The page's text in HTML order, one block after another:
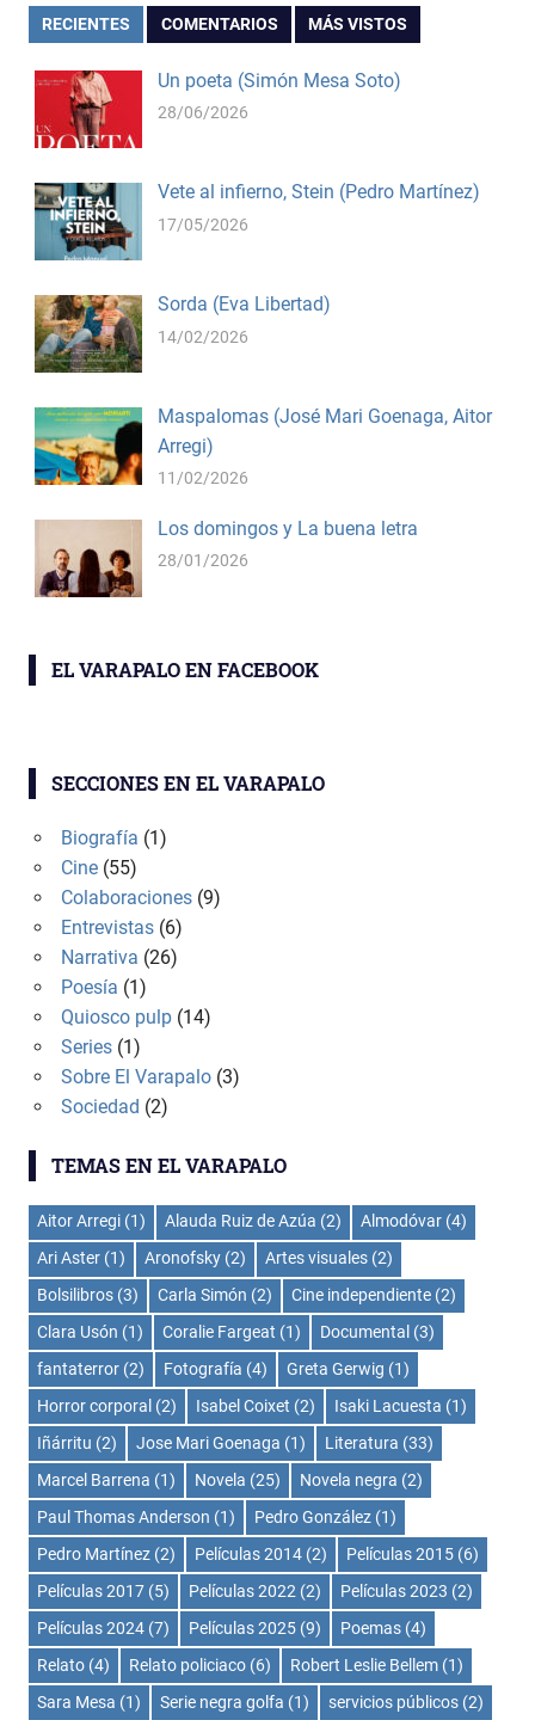
RECIENTES COMENTARIOS MÁS VISTOS
Un poeta (Simón Mesa Soto)
28/06/2026
Vete al infierno, Stein (Pedro Martínez)
17/05/2026
Sorda (Eva Libertad)
14/02/2026
Maspalomas (José Mari Goenaga, Aitor
Arregi)
11/02/2026
Los domingos y La buena letra
28/01/2026
EL VARAPALO EN FACEBOOK
SECCIONES EN EL VARAPALO
Biografía (1)
Cine(55)
Colaboraciones(9)
Entrevistas(6)
Narrativa (26)
Poesía (1)
Quiosco pulp(14)
Series(1)
Sobre El Varapalo(3)
Sociedad (2)
TEMAS EN EL VARAPALO
Aitor Arregi (1) Alauda Ruiz de Azúa (2) Almodóvar (4)
Ari Aster (1) Aronofsky (2) Artes visuales (2)
Bolsilibros (3) Carla Simón (2) Cine independiente (2)
Clara Usón (1) Coralie Fargeat (1) Documental (3)
fantaterror (2) Fotografía (4) Greta Gerwig (1)
Horror corporal (2) Isabel Coixet (2) Isaki Lacuesta (1)
Iñárritu (2) Jose Mari Goenaga (1) Literatura (33)
Marcel Barrena (1) Novela (25) Novela negra (2)
Paul Thomas Anderson (1) Pedro González (1)
Pedro Martínez (2) Películas 2014 (2) Películas 2015 (6)
Películas 2017 (5) Películas 2022 (2) Películas 2023 (2)
Películas 2024 (7) Películas 2025 (9) Poemas (4)
Relato (4) Relato policiaco (6) Robert Leslie Bellem (1)
Sara Mesa (1) Serie negra golfa (1) servicios públicos (2)